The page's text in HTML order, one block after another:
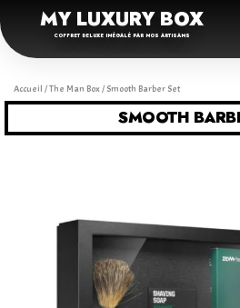
MY LUXURY BOX
COFFRET DELUXE INÉGALÉ PAR NOS ARTISANS
Accueil /The Man Box/ Smooth Barber Set
SMOOTH